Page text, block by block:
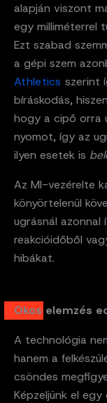
alapján viszont
egy milliméterrel
Ezt szabad
a gépi szem
Athletics szerint
bíráskodás,
hogy a cipő orra
nyomot, így az
ilyen esetek is
Az MI-vezérelte
könyörtelenül
ugrásnál azonnal
reakcióidőből
hibákat.
Okos elemzés
A technológia
hanem a
csöndes
Képzeljünk el